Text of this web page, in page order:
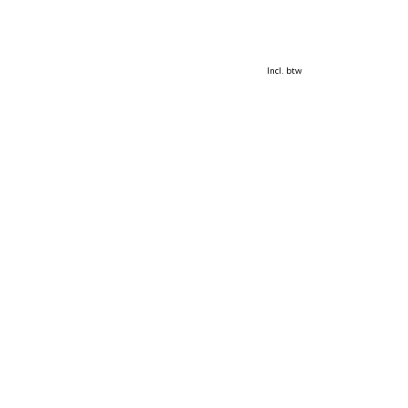
Incl. btw